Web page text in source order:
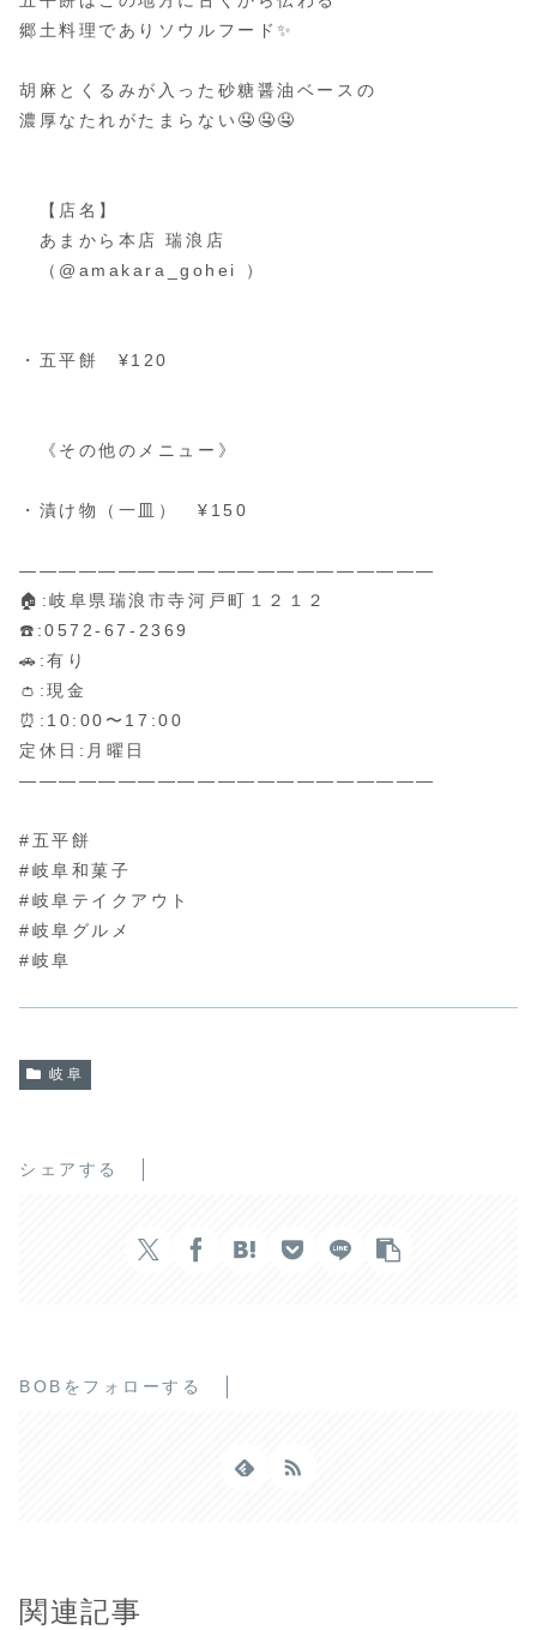
郷土料理でありソウルフード✨️
胡麻とくるみが入った砂糖醤油ベースの
濃厚なたれがたまらない🤤🤤🤤
【店名】
あまから本店 瑞浪店
（@amakara_gohei ）
・五平餅 ¥120
《その他のメニュー》
・漬け物（一皿） ¥150
—————————————————————
🏠:岐阜県瑞浪市寺河戸町１２１２
☎️:0572-67-2369
🚗:有り
👛:現金
⏰:10:00〜17:00
定休日:月曜日
—————————————————————
#五平餅
#岐阜和菓子
#岐阜テイクアウト
#岐阜グルメ
#岐阜
岐阜
シェアする
BOBをフォローする
関連記事